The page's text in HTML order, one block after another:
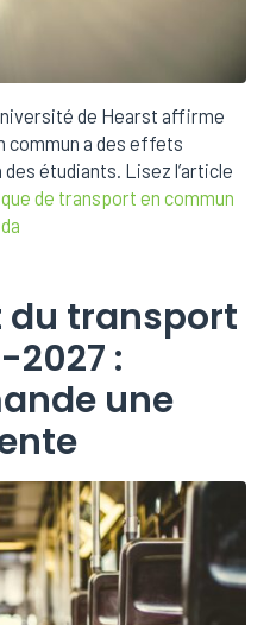
de Hearst affirme
commun a des effets
étudiants. Lisez l’article
de transport en commun
du transport
:
une